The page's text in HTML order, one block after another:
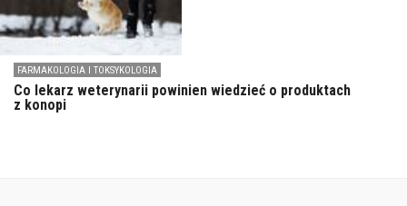
FARMAKOLOGIA I TOKSYKOLOGIA
Co lekarz weterynarii powinien wiedzieć o produktach
z konopi